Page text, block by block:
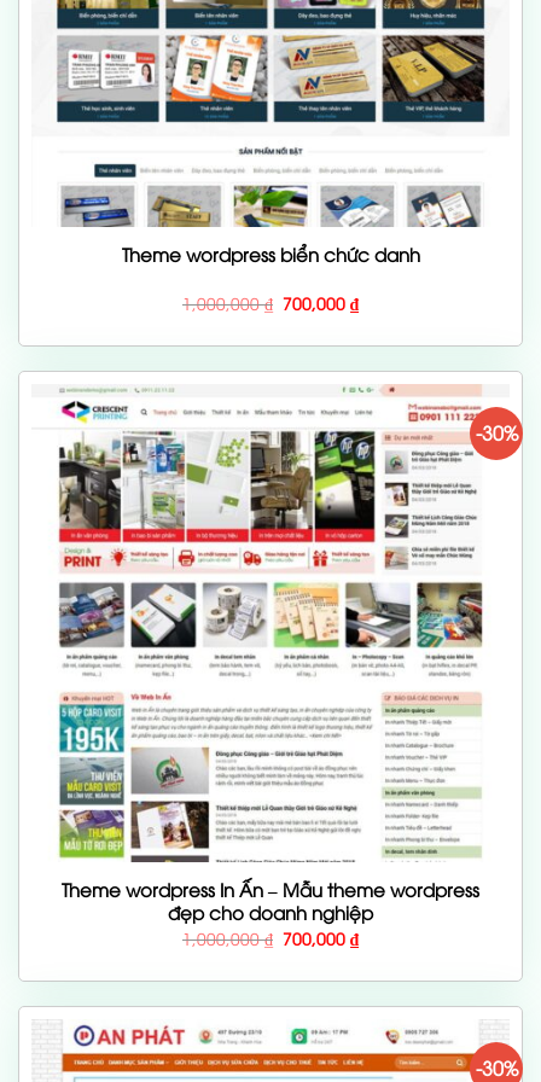
Theme wordpress biển chức danh
1,000,000₫ Giá
gốc
1,000,000 ₫.
700,000₫Giá
hiện
là:
-30%
Theme wordpress In Ấn – Mẫu theme wordpress
đẹp cho doanh nghiệp
1,000,000₫ Giá
gốc
1,000,000 ₫.
700,000₫Giá
hiện
là:
-30%